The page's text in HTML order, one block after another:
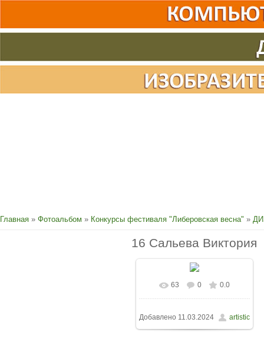
Главная » Фотоальбом » Конкурсы фестиваля "Либеровская весна" »
16 Сальева Виктория
63 0 0.0
Добавлено 11.03.2024 artistic